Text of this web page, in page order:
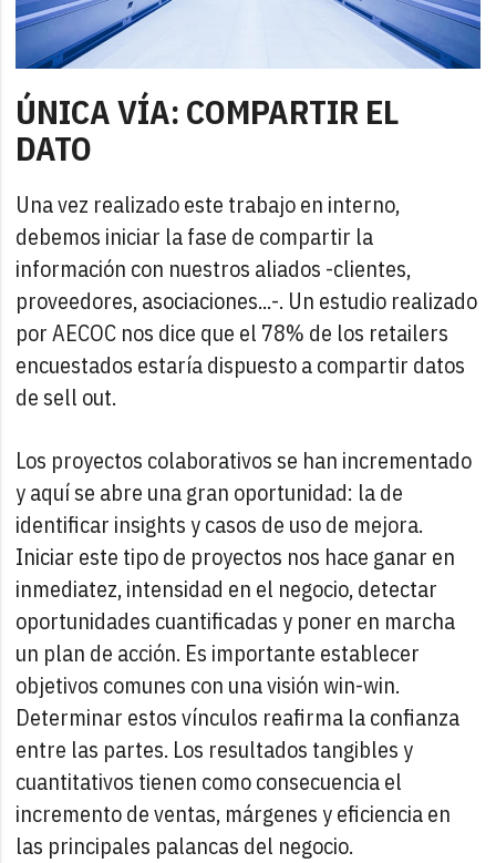
ÚNICA VÍA: COMPARTIR EL
DATO
Una vez realizado este trabajo en interno,
debemos iniciar la fase de compartir la
información con nuestros aliados -clientes,
proveedores, asociaciones...-. Un estudio realizado
por AECOC nos dice que el 78% de los retailers
encuestados estaría dispuesto a compartir datos
de sell out.
Los proyectos colaborativos se han incrementado
y aquí se abre una gran oportunidad: la de
identificar insights y casos de uso de mejora.
Iniciar este tipo de proyectos nos hace ganar en
inmediatez, intensidad en el negocio, detectar
oportunidades cuantificadas y poner en marcha
un plan de acción. Es importante establecer
objetivos comunes con una visión win-win.
Determinar estos vínculos reafirma la confianza
entre las partes. Los resultados tangibles y
cuantitativos tienen como consecuencia el
incremento de ventas, márgenes y eficiencia en
las principales palancas del negocio.